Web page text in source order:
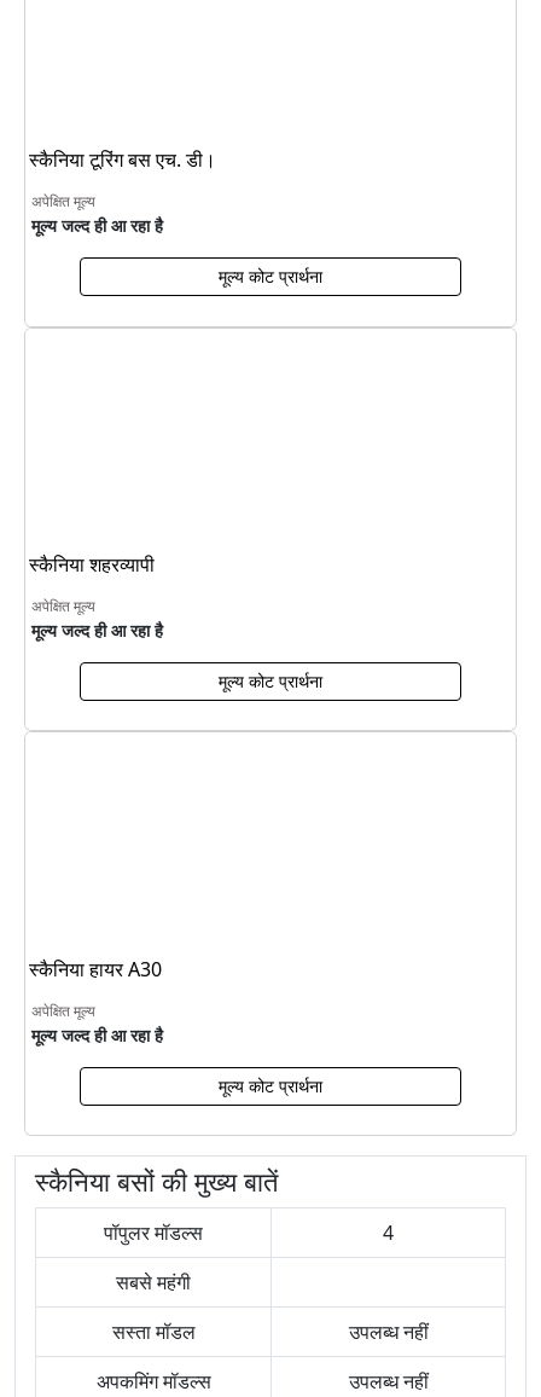
स्कैनिया टूरिंग बस एच. डी।
अपेक्षित मूल्य
मूल्य जल्द ही आ रहा है
मूल्य कोट प्रार्थना
स्कैनिया शहरव्यापी
अपेक्षित मूल्य
मूल्य जल्द ही आ रहा है
मूल्य कोट प्रार्थना
स्कैनिया हायर A30
अपेक्षित मूल्य
मूल्य जल्द ही आ रहा है
मूल्य कोट प्रार्थना
स्कैनिया बसों की मुख्य बातें
पॉपुलर मॉडल्स
4
सबसे महंगी
सस्ता मॉडल
उपलब्ध नहीं
अपकमिंग मॉडल्स
उपलब्ध नहीं